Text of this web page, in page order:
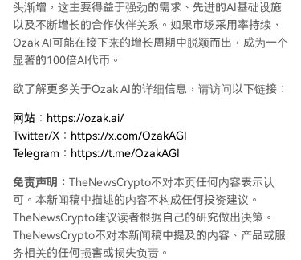
头渐增，这主要得益于强劲的需求、先进的AI基础设施
以及不断增长的合作伙伴关系。如果市场采用率持续，
Ozak AI可能在接下来的增长周期中脱颖而出，成为一个
显著的100倍AI代币。
欲了解更多关于Ozak AI的详细信息，请访问以下链接：
​网站：https://ozak.ai/
Twitter/X：https://x.com/OzakAGI
Telegram：https://t.me/OzakAGI
免责声明： TheNewsCrypto不对本页任何内容表示认
可。本新闻稿中描述的内容不构成任何投资建议。
TheNewsCrypto建议读者根据自己的研究做出决策。
TheNewsCrypto不对本新闻稿中提及的内容、产品或服
务相关的任何损害或损失负责。